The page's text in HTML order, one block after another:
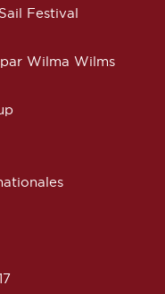
Festival
par Wilma Wilms